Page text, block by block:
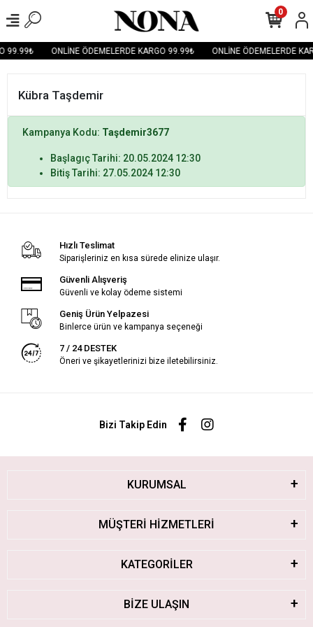
99.99₺ ONLİNE ÖDEMELERDE KARGO 99.99₺ ONLİNE ÖDEMELERDE
0
Kübra Taşdemir
Kampanya Kodu: Taşdemir3677
Başlagıç Tarihi: 20.05.2024 12:30
Bitiş Tarihi: 27.05.2024 12:30
Hızlı Teslimat
Siparişleriniz en kısa sürede elinize ulaşır.
Güvenli Alışveriş
Güvenli ve kolay ödeme sistemi
Geniş Ürün Yelpazesi
Binlerce ürün ve kampanya seçeneği
7 / 24 DESTEK
Öneri ve şikayetlerinizi bize iletebilirsiniz.
Bizi Takip Edin
KURUMSAL
MÜŞTERİ HİZMETLERİ
KATEGORİLER
BİZE ULAŞIN